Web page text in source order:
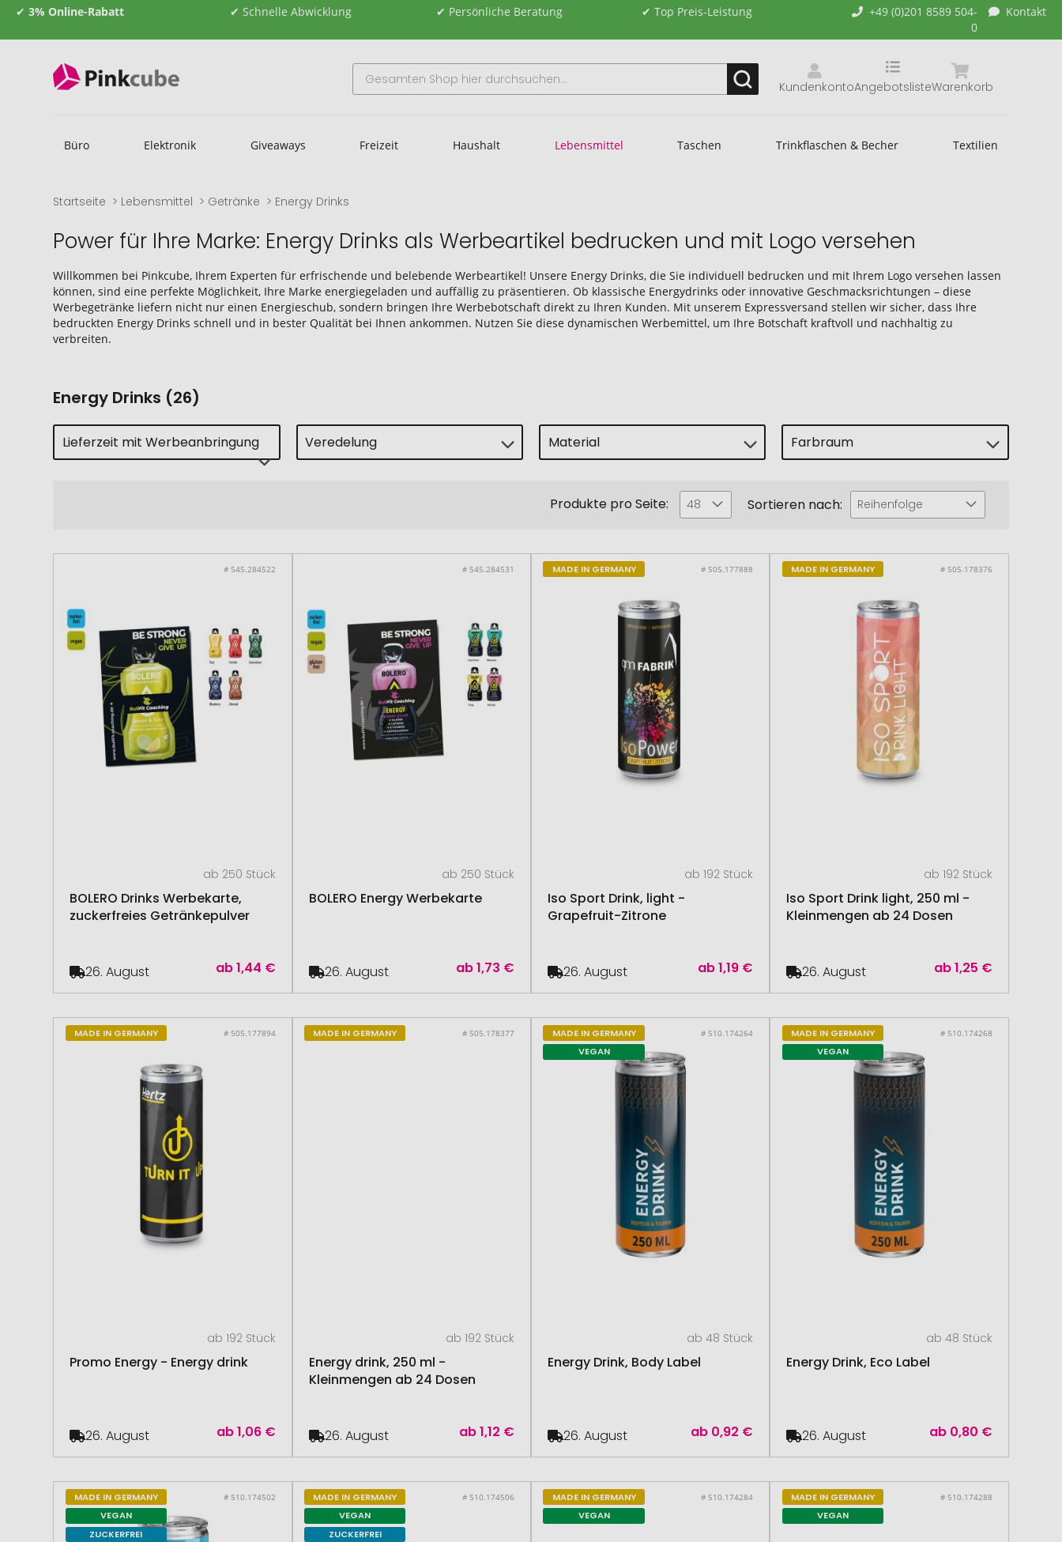
✔ 3% Online-Rabatt ✔ Schnelle Abwicklung ✔ Persönliche Beratung ✔ Top Preis-Leistung
+49 (0)201 8589 504-
0
Kontakt
Kundenkonto Warenkorb
Angebotsliste
Büro Elektronik Giveaways Freizeit Haushalt Lebensmittel Taschen Trinkflaschen & Becher Textilien
Startseite Lebensmittel Getränke Energy Drinks
Power für Ihre Marke: Energy Drinks als Werbeartikel bedrucken und mit Logo versehen
Willkommen bei Pinkcube, Ihrem Experten für erfrischende und belebende Werbeartikel! Unsere Energy Drinks, die Sie individuell bedrucken und mit Ihrem Logo versehen lassen
können, sind eine perfekte Möglichkeit, Ihre Marke energiegeladen und auffällig zu präsentieren. Ob klassische Energydrinks oder innovative Geschmacksrichtungen – diese
Werbegetränke liefern nicht nur einen Energieschub, sondern bringen Ihre Werbebotschaft direkt zu Ihren Kunden. Mit unserem Expressversand stellen wir sicher, dass Ihre
bedruckten Energy Drinks schnell und in bester Qualität bei Ihnen ankommen. Nutzen Sie diese dynamischen Werbemittel, um Ihre Botschaft kraftvoll und nachhaltig zu
verbreiten.
Energy Drinks (26)
Lieferzeit mit Werbeanbringung Veredelung Material Farbraum
Produkte pro Seite: 48 Sortieren nach: Reihenfolge
# 545.284522
ab 250 Stück
BOLERO Drinks Werbekarte,
zuckerfreies Getränkepulver
ab1,44 €
26. August
# 545.284531
ab 250 Stück
BOLERO Energy Werbekarte
ab1,73 €
26. August
MADE IN GERMANY # 505.177888
ab 192 Stück
Iso Sport Drink, light -
Grapefruit-Zitrone
ab1,19 €
26. August
MADE IN GERMANY # 505.178376
ab 192 Stück
Iso Sport Drink light, 250 ml -
Kleinmengen ab 24 Dosen
ab1,25 €
26. August
MADE IN GERMANY # 505.177894
ab 192 Stück
Promo Energy - Energy drink
ab1,06 €
26. August
MADE IN GERMANY # 505.178377
ab 192 Stück
Energy drink, 250 ml -
Kleinmengen ab 24 Dosen
ab1,12 €
26. August
MADE IN GERMANY
VEGAN
# 510.174264
ab 48 Stück
Energy Drink, Body Label
ab 0,92 €
26. August
MADE IN GERMANY
VEGAN
# 510.174268
ab 48 Stück
Energy Drink, Eco Label
ab 0,80 €
26. August
MADE IN GERMANY
VEGAN
ZUCKERFREI
# 510.174502
MADE IN GERMANY
VEGAN
ZUCKERFREI
# 510.174506
MADE IN GERMANY
VEGAN
# 510.174284
MADE IN GERMANY
VEGAN
# 510.174288